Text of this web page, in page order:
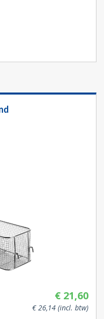
€ 21,60
€ 26,14 (incl. btw)